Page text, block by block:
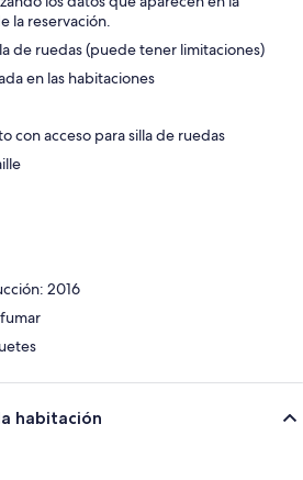
la reservación.
de ruedas (puede tener limitaciones)
en las habitaciones
con acceso para silla de ruedas
2016
habitación